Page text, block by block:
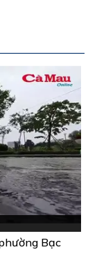
Bạc